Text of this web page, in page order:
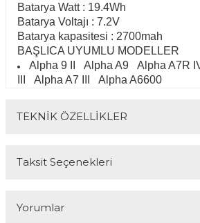
Batarya Watt : 19.4Wh
Batarya Voltajı : 7.2V
Batarya kapasitesi : 2700mah
BAŞLICA UYUMLU MODELLER
Alpha 9 II Alpha A9 Alpha A7R
Alpha A7 III Alpha A6600
TEKNİK ÖZELLİKLER
Buralar 3
Taksit Seçenekleri
Yorumlar